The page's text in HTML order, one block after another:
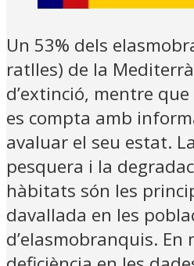
Un 53% dels
ratlles) de la
d’extinció, mentre
es compta amb
avaluar el seu estat.
pesquera i la
hàbitats són les
davallada en les
d’elasmobranquis. En